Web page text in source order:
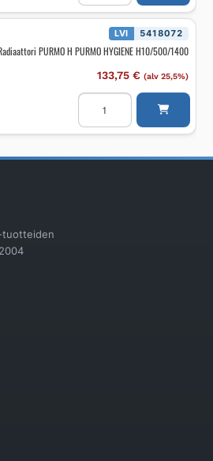
PURMO
HYGIENE
H10/500/2300
määrä
LVI 5418072
PURMO H PURMO HYGIENE H10/500/1400
133,75 € (alv 25,5%)
Radiaattori
PURMO
PURMO
määrä
tuotteiden